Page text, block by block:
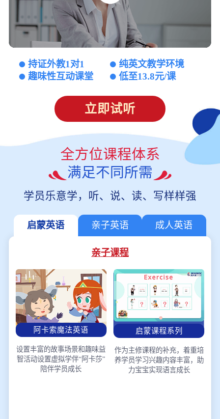
持证外教1对1
纯英文教学环境
趣味性互动课堂
低至13.8元/课
立即试听
全方位课程体系
满足不同所需
学员乐意学，听、说、读、写样样强
启蒙英语 亲子英语 成人英语
亲子课程
阿卡索魔法英语
设置丰富的故事场景和趣味益
智活动设置虚拟学伴“阿卡莎”
陪伴学员成长
启蒙课程系列
作为主修课程的补充，着重培
养学员学习兴趣内容丰富，助
力宝宝实现语言成长